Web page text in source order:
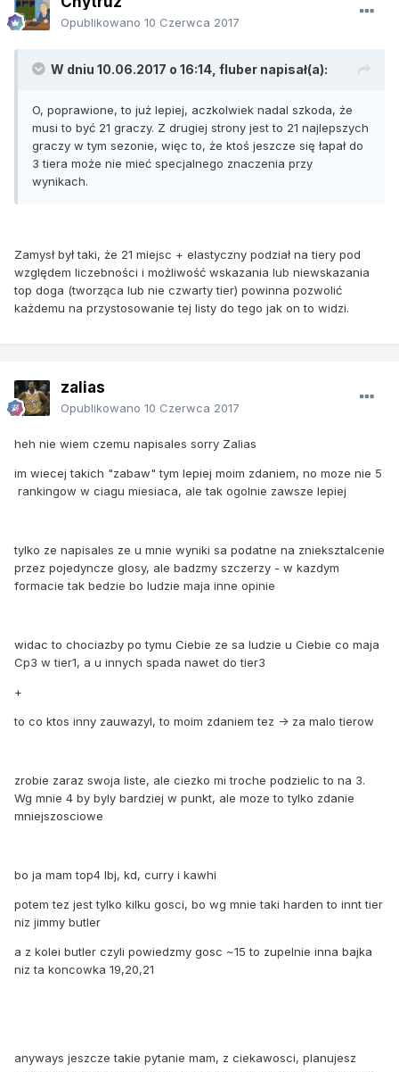
Opublikowano 10 Czerwca 2017
W dniu 10.06.2017 o 16:14, fluber napisał(a):
O, poprawione, to już lepiej, aczkolwiek nadal szkoda, że
musi to być 21 graczy. Z drugiej strony jest to 21 najlepszych
graczy w tym sezonie, więc to, że ktoś jeszcze się łapał do
3 tiera może nie mieć specjalnego znaczenia przy
wynikach.
Zamysł był taki, że 21 miejsc + elastyczny podział na tiery pod
względem liczebności i możliwość wskazania lub niewskazania
top doga (tworząca lub nie czwarty tier) powinna pozwolić
każdemu na przystosowanie tej listy do tego jak on to widzi.
zalias
Opublikowano 10 Czerwca 2017
heh nie wiem czemu napisales sorry Zalias
im wiecej takich "zabaw" tym lepiej moim zdaniem, no moze nie 5
rankingow w ciagu miesiaca, ale tak ogolnie zawsze lepiej
tylko ze napisales ze u mnie wyniki sa podatne na znieksztalcenie
przez pojedyncze glosy, ale badzmy szczerzy - w kazdym
formacie tak bedzie bo ludzie maja inne opinie
widac to chociazby po tymu Ciebie ze sa ludzie u Ciebie co maja
Cp3 w tier1, a u innych spada nawet do tier3
+
to co ktos inny zauwazyl, to moim zdaniem tez -> za malo tierow
zrobie zaraz swoja liste, ale ciezko mi troche podzielic to na 3.
Wg mnie 4 by byly bardziej w punkt, ale moze to tylko zdanie
mniejszosciowe
bo ja mam top4 lbj, kd, curry i kawhi
potem tez jest tylko kilku gosci, bo wg mnie taki harden to innt tier
niz jimmy butler
a z kolei butler czyli powiedzmy gosc ~15 to zupelnie inna bajka
niz ta koncowka 19,20,21
anyways jeszcze takie pytanie mam, z ciekawosci, planujesz